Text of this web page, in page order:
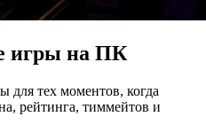
игры на ПК
тех моментов, когда
рейтинга, тиммейтов и